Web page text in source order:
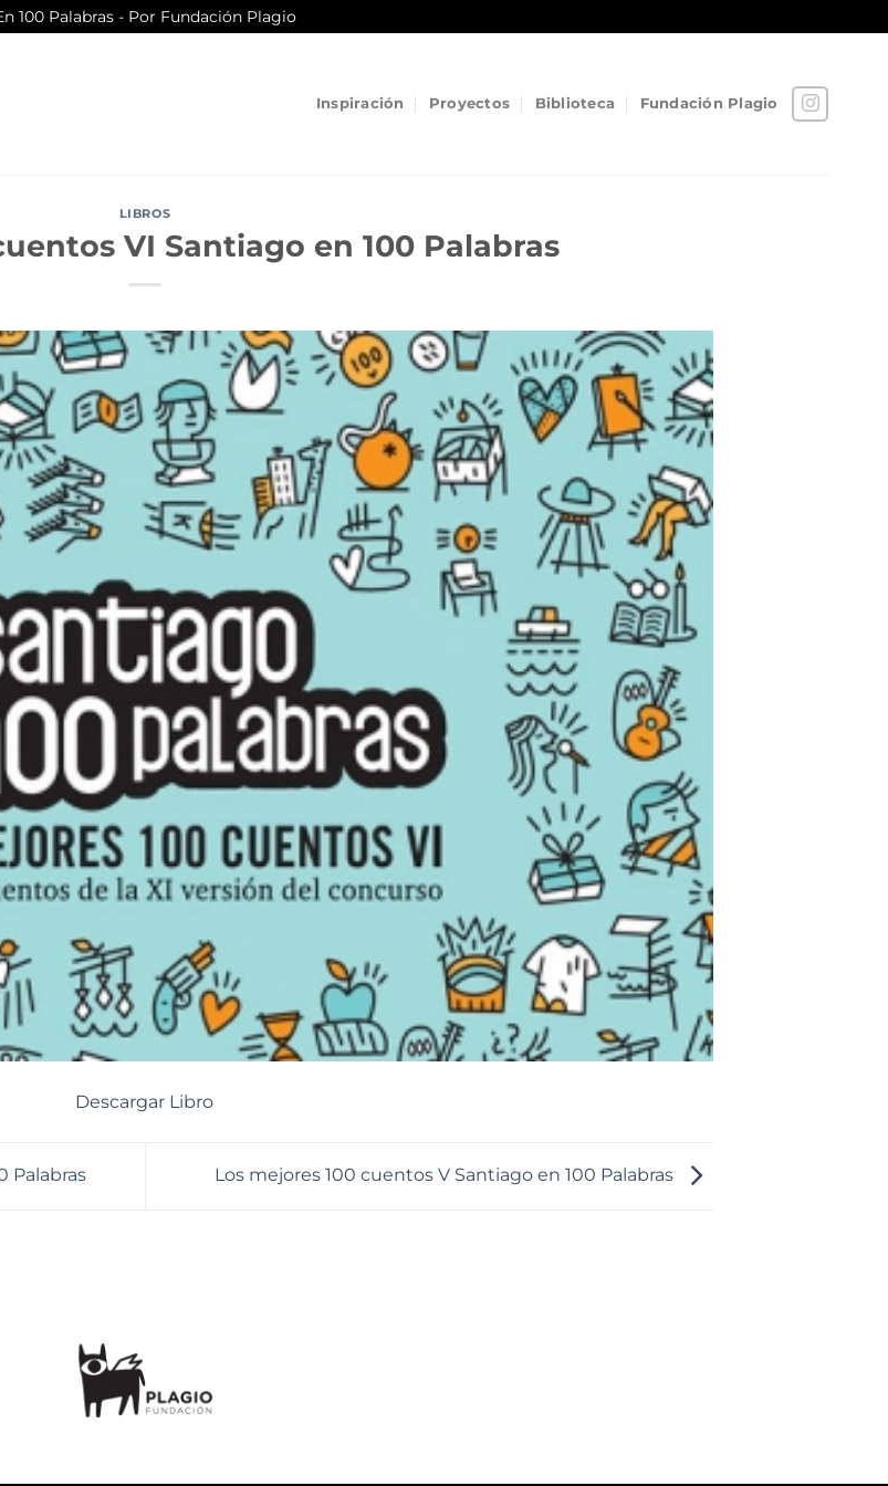
100 Palabras - Por Fundación Plagio
Inspiración Proyectos Biblioteca Fundación Plagio
LIBROS
VI Santiago en 100 Palabras
Descargar Libro
Palabras Los mejores 100 cuentos V Santiago en 100 Palabras